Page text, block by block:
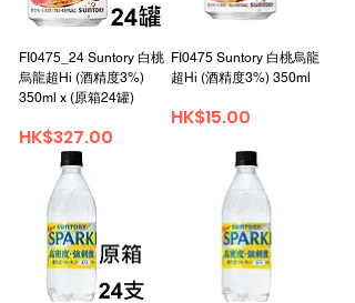
FI0475_24 Suntory 白桃
烏龍超Hi (酒精度3%)
350ml x (原箱24罐)
Price
HK$327.00
FI0475 Suntory 白桃烏龍
超Hi (酒精度3%) 350ml
Price
HK$15.00